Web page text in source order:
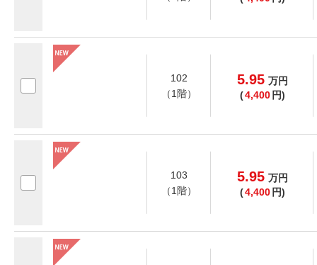
102
（1階）
5.95 万円
(4,400 円)
103
（1階）
5.95 万円
(4,400 円)